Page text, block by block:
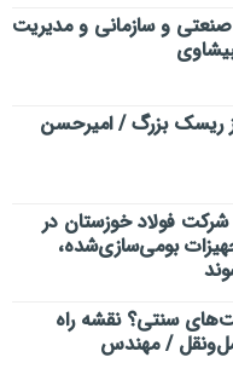
صنعتی و سازمانی و مدیریت
ریسک بزرگ / امیرحسن
شرکت فولاد خوزستان در
بومی‌سازی‌شده،
سنتی؟ نقشه راه
/ مهندس